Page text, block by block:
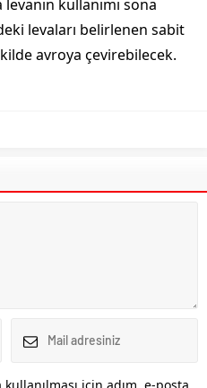
kullanımı sona
levaları belirlenen sabit
avroya çevirebilecek.